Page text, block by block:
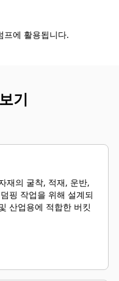
프에 활용됩니다.
기
재의 굴착, 적재, 운반,
핑 작업을 위해 설계되
산업용에 적합한 버킷